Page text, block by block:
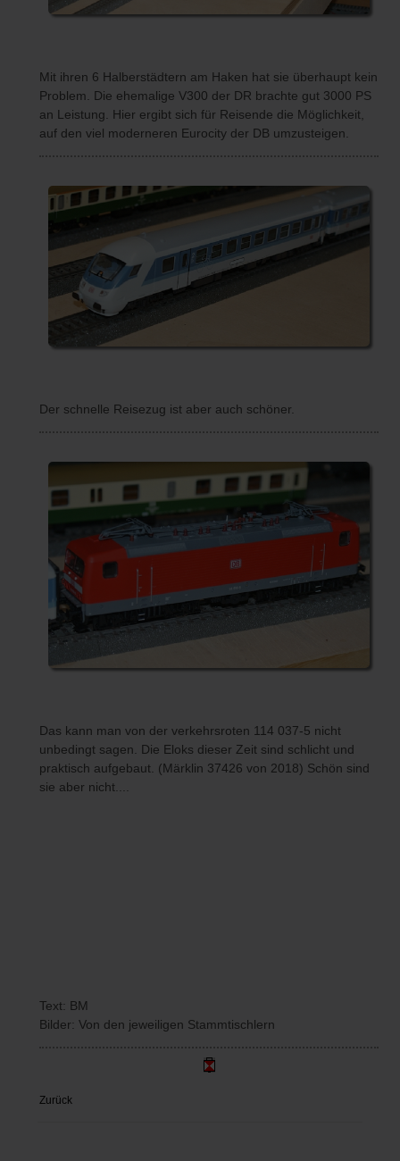
Mit ihren 6 Halberstädtern am Haken hat sie überhaupt kein
Problem. Die ehemalige V300 der DR brachte gut 3000 PS
an Leistung. Hier ergibt sich für Reisende die Möglichkeit,
auf den viel moderneren Eurocity der DB umzusteigen.
Der schnelle Reisezug ist aber auch schöner.
Das kann man von der verkehrsroten 114 037-5 nicht
unbedingt sagen. Die Eloks dieser Zeit sind schlicht und
praktisch aufgebaut. (Märklin 37426 von 2018) Schön sind
sie aber nicht....
Text: BM
Bilder: Von den jeweiligen Stammtischlern
Zurück